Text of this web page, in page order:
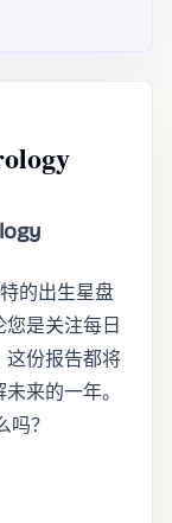
的出生星盘
是关注每日
这份报告都将
来的一年。
？